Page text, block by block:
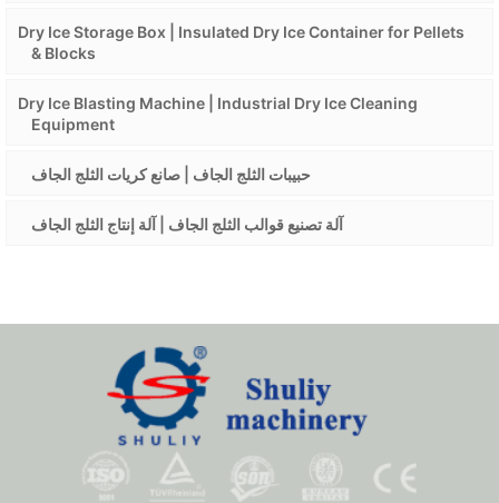
Dry Ice Storage Box | Insulated Dry Ice Container for Pellets
& Blocks
Dry Ice Blasting Machine | Industrial Dry Ice Cleaning
Equipment
حبيبات الثلج الجاف | صانع كريات الثلج الجاف
آلة تصنيع قوالب الثلج الجاف | آلة إنتاج الثلج الجاف